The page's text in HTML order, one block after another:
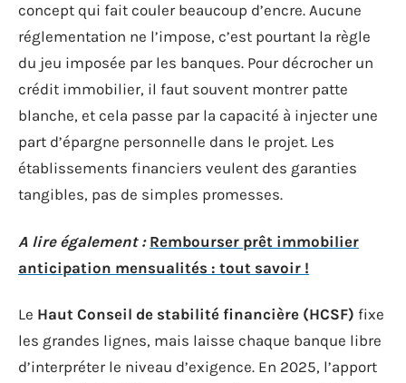
concept qui fait couler beaucoup d’encre. Aucune
réglementation ne l’impose, c’est pourtant la règle
du jeu imposée par les banques. Pour décrocher un
crédit immobilier, il faut souvent montrer patte
blanche, et cela passe par la capacité à injecter une
part d’épargne personnelle dans le projet. Les
établissements financiers veulent des garanties
tangibles, pas de simples promesses.
A lire également : Rembourser prêt immobilier
anticipation mensualités : tout savoir !
Le Haut Conseil de stabilité financière (HCSF) fixe
les grandes lignes, mais laisse chaque banque libre
d’interpréter le niveau d’exigence. En 2025, l’apport